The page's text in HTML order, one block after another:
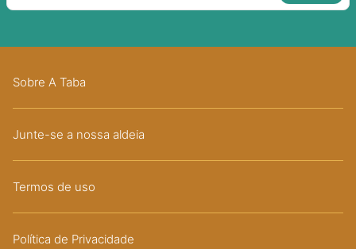
Sobre A Taba
Junte-se a nossa aldeia
Termos de uso
Política de Privacidade